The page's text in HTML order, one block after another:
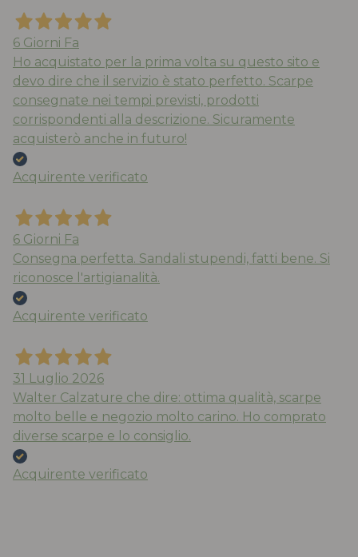
6 Giorni Fa
Ho acquistato per la prima volta su questo sito e
devo dire che il servizio è stato perfetto. Scarpe
consegnate nei tempi previsti, prodotti
corrispondenti alla descrizione. Sicuramente
acquisterò anche in futuro!
Acquirente verificato
6 Giorni Fa
Consegna perfetta. Sandali stupendi, fatti bene. Si
riconosce l'artigianalità.
Acquirente verificato
31 Luglio 2026
Walter Calzature che dire: ottima qualità, scarpe
molto belle e negozio molto carino. Ho comprato
diverse scarpe e lo consiglio.
Acquirente verificato